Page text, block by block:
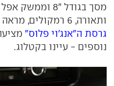
מסך בגודל "8
ותאורה, 6 רמקולים, מראה נגד סנוור ובקרת שיוט.
גרסת ה"אנג'וי פלוס"
נוספים - עיינו בקטלוג.